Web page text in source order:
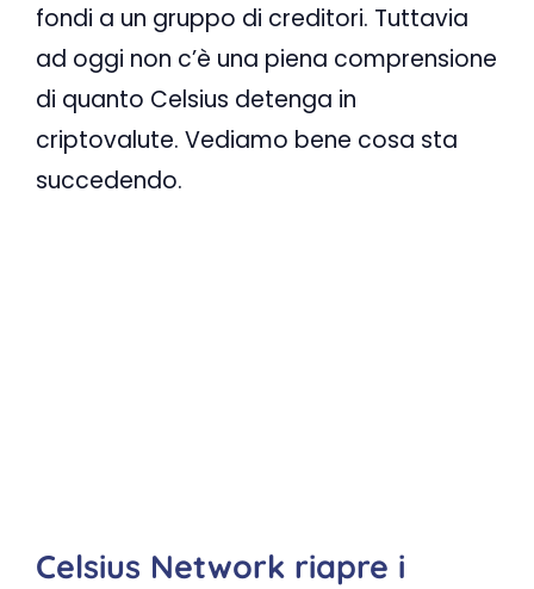
fondi a un gruppo di creditori. Tuttavia
ad oggi non c’è una piena comprensione
di quanto Celsius detenga in
criptovalute. Vediamo bene cosa sta
succedendo.
Celsius Network riapre i